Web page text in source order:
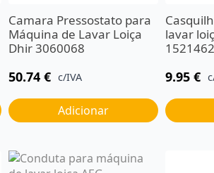
Camara Pressostato para
Máquina de Lavar Loiça
Dhir 3060068
50.74 € c/IVA
Adicionar
lavar
9.95€